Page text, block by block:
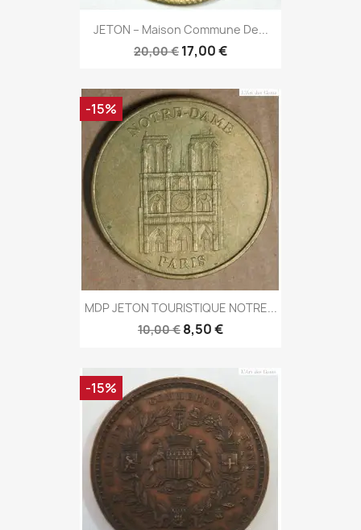
JETON – Maison Commune De...
20,00 € 17,00 €
MDP JETON TOURISTIQUE NOTRE...
10,00 € 8,50 €
-15%
-15%